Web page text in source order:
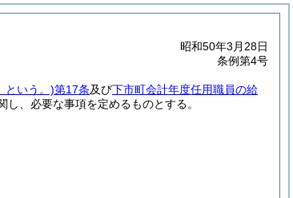
昭和50年3月28日
条例第4号
という。)第17条及び下市町会計年度任用職員の給
、必要な事項を定めるものとする。